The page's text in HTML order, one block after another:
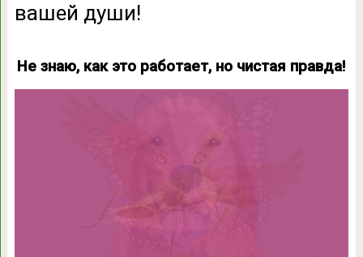
вашей души!
Не знаю, как это работает, но чистая правда!